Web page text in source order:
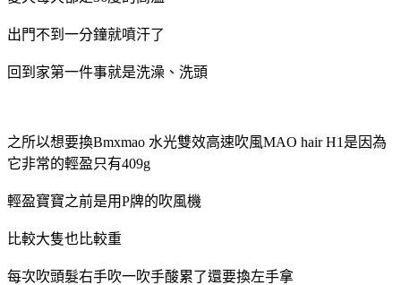
出門不到一分鐘就噴汗了
回到家第一件事就是洗澡、洗頭
之所以想要換Bmxmao 水光雙效高速吹風MAO hair H1是因為
它非常的輕盈只有409g
輕盈寶寶之前是用P牌的吹風機
比較大隻也比較重
每次吹頭髮右手吹一吹手酸累了還要換左手拿